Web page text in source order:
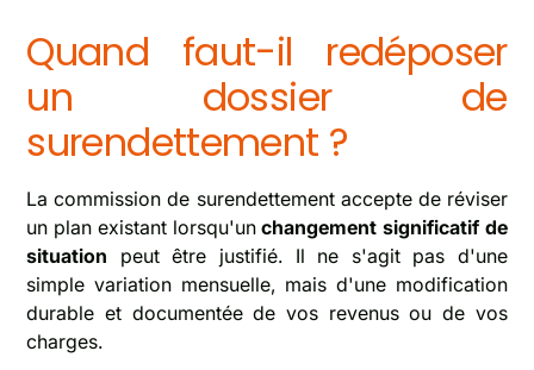
Quand faut-il redéposer
un dossier de
surendettement ?
La commission de surendettement accepte de réviser
un plan existant lorsqu'unchangement significatif de
situation peut être justifié. Il ne s'agit pas d'une
simple variation mensuelle, mais d'une modification
durable et documentée de vos revenus ou de vos
charges.